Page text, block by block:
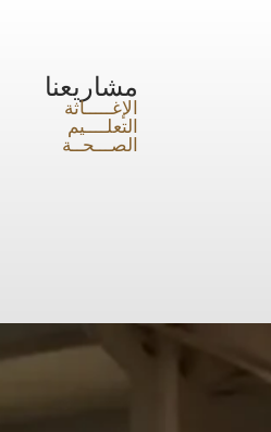
مشاريعنا
الإغـــــاثة
التعلــــيم
الصـــحــة